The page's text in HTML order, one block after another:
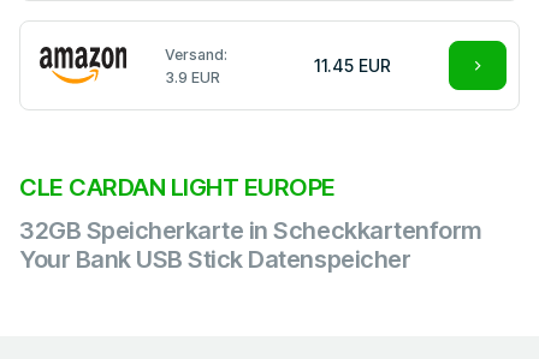
Versand:
3.9 EUR
11.45 EUR
CLE CARDAN LIGHT EUROPE
32GB Speicherkarte in Scheckkartenform
Your Bank USB Stick Datenspeicher